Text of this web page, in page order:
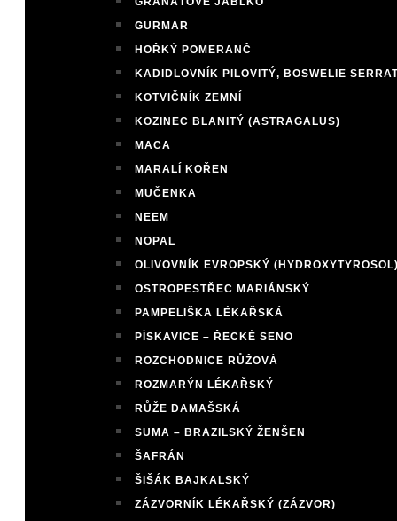
GURMAR
HOŘKÝ POMERANČ
KADIDLOVNÍK PILOVITÝ, BOSWELIE
KOTVIČNÍK ZEMNÍ
KOZINEC BLANITÝ (ASTRAGALUS)
MACA
MARALÍ KOŘEN
MUČENKA
NEEM
NOPAL
OLIVOVNÍK EVROPSKÝ
OSTROPESTŘEC MARIÁNSKÝ
PAMPELIŠKA LÉKAŘSKÁ
PÍSKAVICE – ŘECKÉ SENO
ROZCHODNICE RŮŽOVÁ
ROZMARÝN LÉKAŘSKÝ
RŮŽE DAMAŠSKÁ
SUMA – BRAZILSKÝ ŽENŠEN
ŠAFRÁN
ŠIŠÁK BAJKALSKÝ
ZÁZVORNÍK LÉKAŘSKÝ (ZÁZVOR)